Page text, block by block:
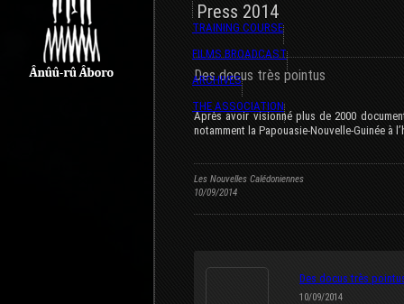
TRAINING COURSE
FILMS BROADCAST
ARCHIVES
THE ASSOCIATION
Press 2014
Des docus très pointus
Après avoir visionné plus de 2000
notamment la Papouasie-Nouvelle-Guinée à
Les Nouvelles Calédoniennes
10/09/2014
Des docus très
10/09/2014